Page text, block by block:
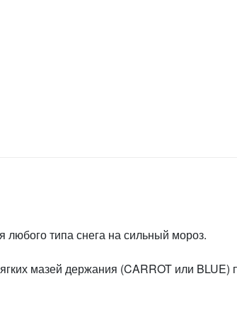
любого типа снега на сильный мороз.
мазей держания (CARROT или BLUE)